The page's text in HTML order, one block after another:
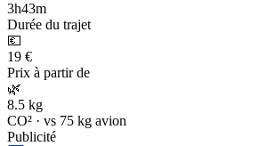
3h43m
Durée du trajet
💶
19 €
Prix à partir de
🌿
8.5 kg
CO² · vs 75 kg avion
Publicité